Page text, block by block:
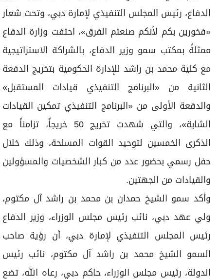
الدفاع، رئيس المجلس التنفيذي لإمارة دبي، وتحت شعار
«فخورين بكم لأنكم صنعتم الفرق»، احتفت وزارة الدفاع
ممثلةً بمكتب سمو وزير الدفاع، بالشراكة الاستراتيجية
مع كلية محمد بن راشد للإدارة الحكومية بتخريج الدفعة
الثانية من «البرنامج التنفيذي قيادات المستقبل»
والدفعة الأولى من «البرنامج التنفيذي تمكين القيادات
الشابة»، والتي شهدت تخريج 50 خريجاً، تزامناً مع
الذكرى الخمسين لتوحيد القوات المسلحة، وذلك خلال
حفل رسمي بحضور عدد من كبار الشخصيات والمسؤولين
والقيادات من الجهتين.
وأكد سمو الشيخ حمدان بن محمد بن راشد آل مكتوم،
ولي عهد دبي، نائب رئيس مجلس الوزراء، وزير الدفاع
رئيس المجلس التنفيذي لإمارة دبي، أن رؤية صاحب
السمو الشيخ محمد بن راشد آل مكتوم، نائب رئيس
الدولة، رئيس مجلس الوزراء، حاكم دبي، رعاه الله، تضع